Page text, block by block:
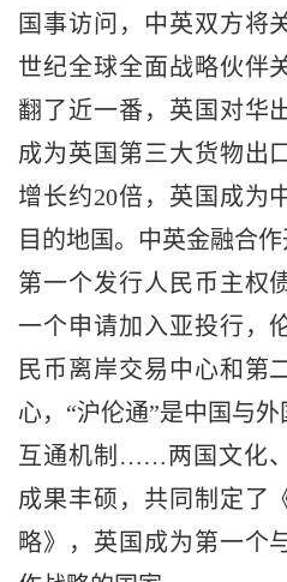
国事访问，中英双方将
世纪全球全面战略伙伴
翻了近一番，英国对华
成为英国第三大货物出
增长约20倍，英国成为
目的地国。中英金融合
第一个发行人民币主权
一个申请加入亚投行，
民币离岸交易中心和第
心，“沪伦通”是中国与
互通机制……两国文化
成果丰硕，共同制定了
略》，英国成为第一个